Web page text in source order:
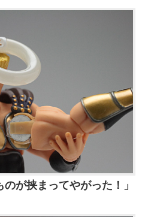
のが挟まってやがった！」